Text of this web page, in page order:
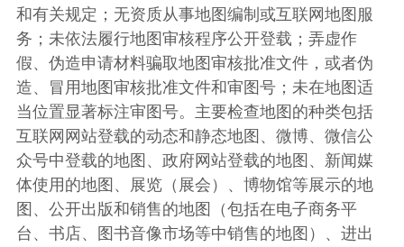
和有关规定；无资质从事地图编制或互联网地图服
务；未依法履行地图审核程序公开登载；弄虚作
假、伪造申请材料骗取地图审核批准文件，或者伪
造、冒用地图审核批准文件和审图号；未在地图适
当位置显著标注审图号。主要检查地图的种类包括
互联网网站登载的动态和静态地图、微博、微信公
众号中登载的地图、政府网站登载的地图、新闻媒
体使用的地图、展览（展会）、博物馆等展示的地
图、公开出版和销售的地图（包括在电子商务平
台、书店、图书音像市场等中销售的地图）、进出